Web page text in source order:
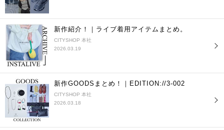
新作紹介！｜ライブ着用アイテムまとめ。
CITYSHOP 本社
2026.03.19
新作GOODSまとめ！｜EDITION://3-002
CITYSHOP 本社
2026.03.18